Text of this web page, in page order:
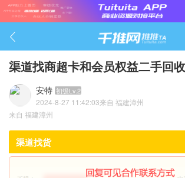

渠道找商超卡和会员权益二手回
安特 初级Lv.2
2024-8-27 11:42:03来自 福建漳州
1703
来自 福建漳州
渠道找货